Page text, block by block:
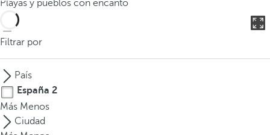
o
u
i
r
t
r
e
Playas y pueblos con encanto
Filtrar por
País
España 2
Más Menos
Ciudad